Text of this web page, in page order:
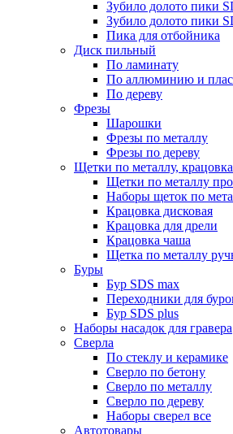
Зубило долото пики
Зубило долото пики
Пика для отбойника
Диск пильный
По ламинату
По аллюминию и
По дереву
Фрезы
Шарошки
Фрезы по металлу
Фрезы по дереву
Щетки по металлу, крацовка
Щетки по металлу
Наборы щеток по
Крацовка дисковая
Крацовка для дрели
Крацовка чаша
Щетка по металлу
Буры
Бур SDS max
Переходники для
Бур SDS plus
Наборы насадок для гравера
Сверла
По стеклу и керамике
Сверло по бетону
Сверло по металлу
Сверло по дереву
Наборы сверел все
Автотовары